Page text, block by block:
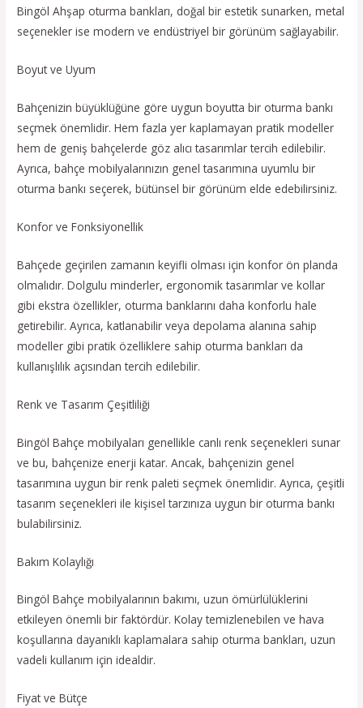
Bingöl Ahşap oturma bankları, doğal bir estetik sunarken, metal
seçenekler ise modern ve endüstriyel bir görünüm sağlayabilir.
Boyut ve Uyum
Bahçenizin büyüklüğüne göre uygun boyutta bir oturma bankı
seçmek önemlidir. Hem fazla yer kaplamayan pratik modeller
hem de geniş bahçelerde göz alıcı tasarımlar tercih edilebilir.
Ayrıca, bahçe mobilyalarınızın genel tasarımına uyumlu bir
oturma bankı seçerek, bütünsel bir görünüm elde edebilirsiniz.
Konfor ve Fonksiyonellik
Bahçede geçirilen zamanın keyifli olması için konfor ön planda
olmalıdır. Dolgulu minderler, ergonomik tasarımlar ve kollar
gibi ekstra özellikler, oturma banklarını daha konforlu hale
getirebilir. Ayrıca, katlanabilir veya depolama alanına sahip
modeller gibi pratik özelliklere sahip oturma bankları da
kullanışlılık açısından tercih edilebilir.
Renk ve Tasarım Çeşitliliği
Bingöl Bahçe mobilyaları genellikle canlı renk seçenekleri sunar
ve bu, bahçenize enerji katar. Ancak, bahçenizin genel
tasarımına uygun bir renk paleti seçmek önemlidir. Ayrıca, çeşitli
tasarım seçenekleri ile kişisel tarzınıza uygun bir oturma bankı
bulabilirsiniz.
Bakım Kolaylığı
Bingöl Bahçe mobilyalarının bakımı, uzun ömürlülüklerini
etkileyen önemli bir faktördür. Kolay temizlenebilen ve hava
koşullarına dayanıklı kaplamalara sahip oturma bankları, uzun
vadeli kullanım için idealdir.
Fiyat ve Bütçe